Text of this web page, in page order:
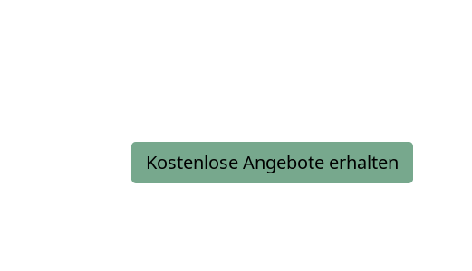
Kostenlose Angebote erhalten